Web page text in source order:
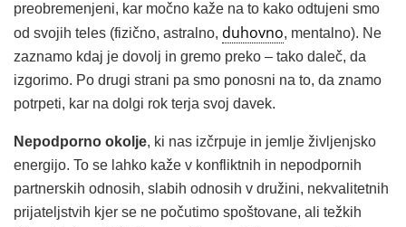
preobremenjeni, kar močno kaže na to kako odtujeni smo
od svojih teles (fizično, astralno, duhovno, mentalno). Ne
zaznamo kdaj je dovolj in gremo preko – tako daleč, da
izgorimo. Po drugi strani pa smo ponosni na to, da znamo
potrpeti, kar na dolgi rok terja svoj davek.
Nepodporno okolje, ki nas izčrpuje in jemlje življenjsko
energijo. To se lahko kaže v konfliktnih in nepodpornih
partnerskih odnosih, slabih odnosih v družini, nekvalitetnih
prijateljstvih kjer se ne počutimo spoštovane, ali težkih